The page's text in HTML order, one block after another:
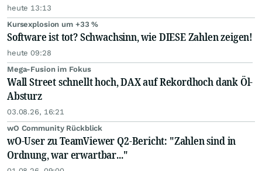
heute 13:13
Kursexplosion um +33 %
Software ist tot? Schwachsinn, wie DIESE Zahlen zeigen!
heute 09:28
Mega-Fusion im Fokus
Wall Street schnellt hoch, DAX auf Rekordhoch dank Öl-
Absturz
03.08.26, 16:21
wO Community Rückblick
wO-User zu TeamViewer Q2-Bericht: "Zahlen sind in
Ordnung, war erwartbar..."